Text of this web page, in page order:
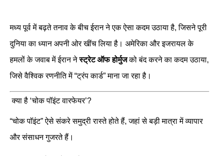
मध्य पूर्व में बढ़ते तनाव के बीच ईरान ने एक ऐसा कदम उठाया है, जिसने पूरी
दुनिया का ध्यान अपनी ओर खींच लिया है। अमेरिका और इजरायल के
हमलों के जवाब में ईरान नेस्ट्रेट ऑफ होर्मुजको बंद करने का कदम उठाया,
जिसे वैश्विक रणनीति में “ट्रंप कार्ड” माना जा रहा है।
क्या है ‘चोक पॉइंट वारफेयर’?
“चोक पॉइंट” ऐसे संकरे समुद्री रास्ते होते हैं, जहां से बड़ी मात्रा में व्यापार
और संसाधन गुजरते हैं।